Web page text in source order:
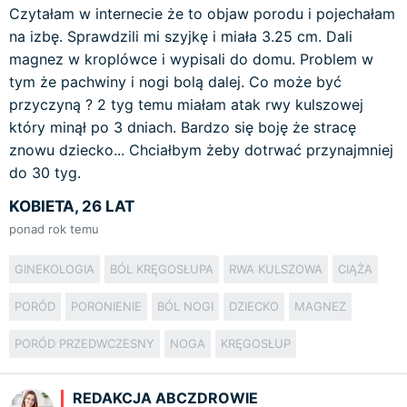
Czytałam w internecie że to objaw porodu i pojechałam
na izbę. Sprawdzili mi szyjkę i miała 3.25 cm. Dali
magnez w kroplówce i wypisali do domu. Problem w
tym że pachwiny i nogi bolą dalej. Co może być
przyczyną ? 2 tyg temu miałam atak rwy kulszowej
który minął po 3 dniach. Bardzo się boję że stracę
znowu dziecko... Chciałbym żeby dotrwać przynajmniej
do 30 tyg.
KOBIETA, 26 LAT
ponad rok temu
GINEKOLOGIA BÓL KRĘGOSŁUPA RWA KULSZOWA CIĄŻA
PORÓD PORONIENIE BÓL NOGI DZIECKO MAGNEZ
PORÓD PRZEDWCZESNY NOGA KRĘGOSŁUP
REDAKCJA ABCZDROWIE